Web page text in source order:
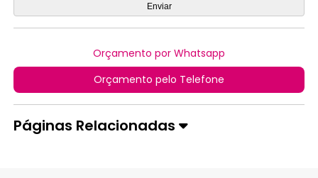
Orçamento por Whatsapp
Orçamento pelo Telefone
Páginas Relacionadas